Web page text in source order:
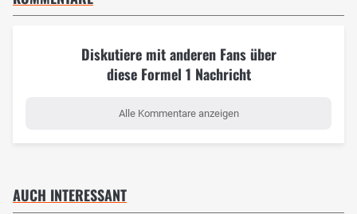
Diskutiere mit anderen Fans über
diese Formel 1 Nachricht
Alle Kommentare anzeigen
AUCH INTERESSANT